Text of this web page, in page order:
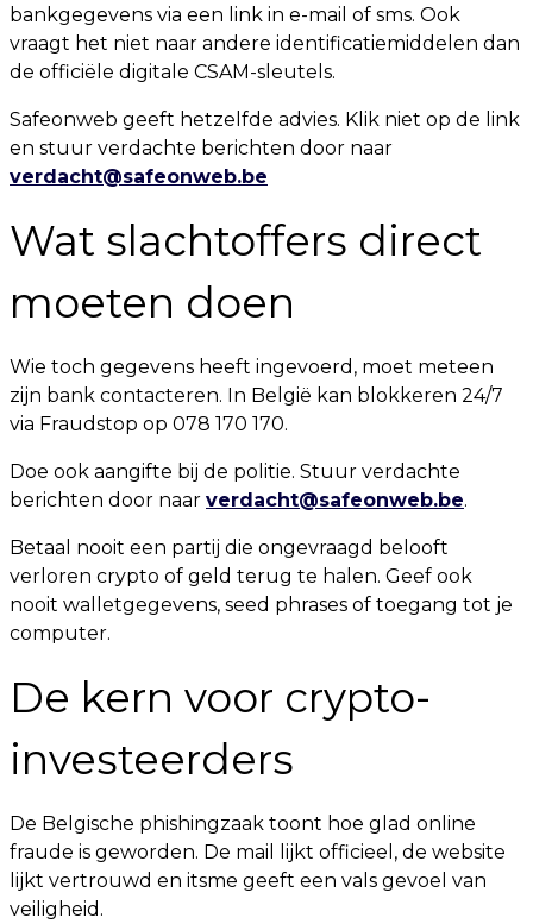
bankgegevens via een link in e-mail of sms. Ook
vraagt het niet naar andere identificatiemiddelen dan
de officiële digitale CSAM-sleutels.
Safeonweb geeft hetzelfde advies. Klik niet op de link
en stuur verdachte berichten door naar
verdacht@safeonweb.be
Wat slachtoffers direct
moeten doen
Wie toch gegevens heeft ingevoerd, moet meteen
zijn bank contacteren. In België kan blokkeren 24/7
via Fraudstop op 078 170 170.
Doe ook aangifte bij de politie. Stuur verdachte
berichten door naar verdacht@safeonweb.be.
Betaal nooit een partij die ongevraagd belooft
verloren crypto of geld terug te halen. Geef ook
nooit walletgegevens, seed phrases of toegang tot je
computer.
De kern voor crypto-
investeerders
De Belgische phishingzaak toont hoe glad online
fraude is geworden. De mail lijkt officieel, de website
lijkt vertrouwd en itsme geeft een vals gevoel van
veiligheid.